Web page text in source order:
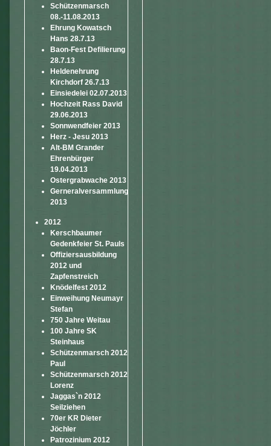
Schützenmarsch
08.-11.08.2013
Ehrung Kowatsch
Hans 28.7.13
Baon-Fest Defilierung
28.7.13
Heldenehrung
Kirchdorf 26.7.13
Einsiedelei 02.07.2013
Hochzeit Rass David
29.06.2013
Sonnwendfeier 2013
Herz - Jesu 2013
Alt-BM Grander
Ehrenbürger
19.04.2013
Ostergrabwache 2013
Gerneralversammlung
2013
2012
Kerschbaumer
Gedenkfeier St. Pauls
Offiziersausbildung
2012 und
Zapfenstreich
Knödelfest 2012
Einweihung Neumayr
Stefan
750 Jahre Weitau
100 Jahre SK
Steinhaus
Schützenmarsch 2012
Paul
Schützenmarsch 2012
Lorenz
Jaggas`n 2012
Seilziehen
70er KR Dieter
Jöchler
Patrozinium 2012